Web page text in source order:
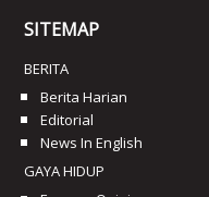
SITEMAP
BERITA
Berita Harian
Editorial
News In English
GAYA HIDUP